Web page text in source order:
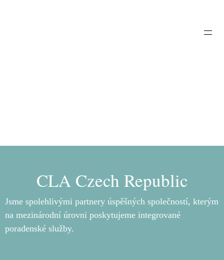
CLA Czech Republic
Jsme spolehlivými partnery úspěšných společností, kterým
na mezinárodní úrovni poskytujeme integrované
poradenské služby.